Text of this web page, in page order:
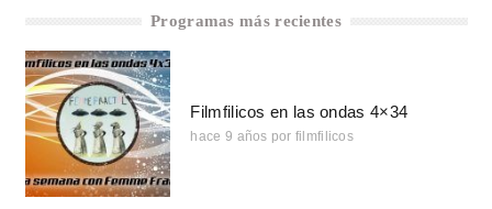
Programas más recientes
Filmfilicos en las ondas 4×34
hace 9 años por filmfilicos